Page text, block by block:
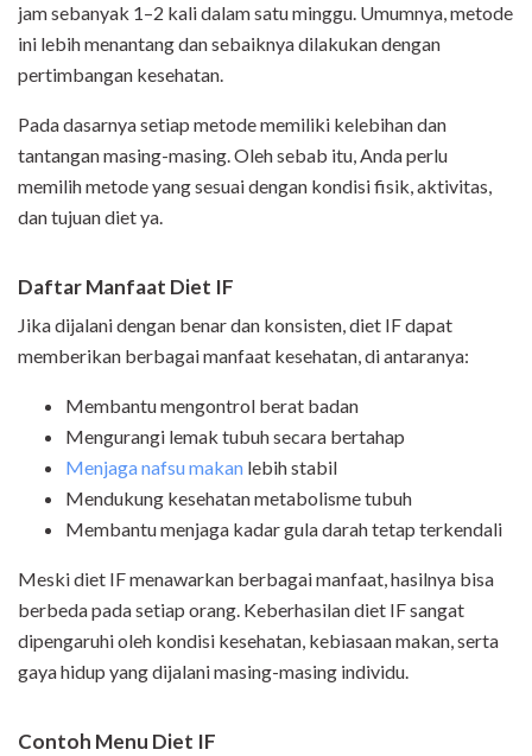
jam sebanyak 1–2 kali dalam satu minggu. Umumnya, metode
ini lebih menantang dan sebaiknya dilakukan dengan
pertimbangan kesehatan.
Pada dasarnya setiap metode memiliki kelebihan dan
tantangan masing-masing. Oleh sebab itu, Anda perlu
memilih metode yang sesuai dengan kondisi fisik, aktivitas,
dan tujuan diet ya.
Daftar Manfaat Diet IF
Jika dijalani dengan benar dan konsisten, diet IF dapat
memberikan berbagai manfaat kesehatan, di antaranya:
Membantu mengontrol berat badan
Mengurangi lemak tubuh secara bertahap
Menjaga nafsu makan lebih stabil
Mendukung kesehatan metabolisme tubuh
Membantu menjaga kadar gula darah tetap terkendali
Meski diet IF menawarkan berbagai manfaat, hasilnya bisa
berbeda pada setiap orang. Keberhasilan diet IF sangat
dipengaruhi oleh kondisi kesehatan, kebiasaan makan, serta
gaya hidup yang dijalani masing-masing individu.
Contoh Menu Diet IF